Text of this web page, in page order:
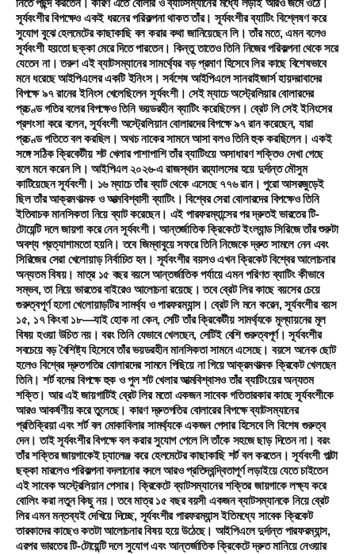
নিতে পছন্দ করতেন। কারণ এতে বোলার ও ব্যাটসম্যানের মধ্যে লড়াই আরও জমে ওঠে।
সূর্যবংশীর বিপক্ষেও একই ধরনের পরিকল্পনা থাকত তাঁর। সূর্যবংশীর ব্যাটিং বিশ্লেষণ করে
সুযোগ বুঝে হেলমেটের কাছাকাছি বল করার কথা জানিয়েছেন লি। তাঁর মতে, এমন বলেও
সূর্যবংশী হয়তো ছক্কা মেরে দিতে পারতেন। কিন্তু তাতেও তিনি নিজের পরিকল্পনা থেকে সরে
যেতেন না। তরুণ এই ব্যাটসম্যানের সামর্থ্যের বড় প্রমাণ হিসেবে লির কাছে বিশেষভাবে
মনে ধরেছে আইপিএলের একটি ইনিংস। সর্বশেষ আইপিএলে সানরাইজার্স হায়দরাবাদের
বিপক্ষে ৯৭ রানের ইনিংস খেলেছিলেন সূর্যবংশী। সেই ম্যাচে অস্ট্রেলিয়ার বোলারদের
প্রচণ্ড গতির বলের বিপক্ষেও তিনি ভয়ডরহীন ব্যাটিং করেছিলেন। ব্রেট লি সেই ইনিংসের
প্রশংসা করে বলেন, সূর্যবংশী অস্ট্রেলিয়ান বোলারদের বিপক্ষে ৯৭ রান করেছেন, যারা
প্রচণ্ড গতিতে বল করছিল। অথচ নাকের সামনে আসা বলও তিনি হুক করছিলেন। একই
সঙ্গে সঠিক ক্রিকেটীয় শট খেলার পাশাপাশি তাঁর ব্যাটিংয়ে অসাধারণ শক্তিও দেখা গেছে
বলে মনে করেন লি। আইপিএল ২০২৬-এ রাজস্থান রয়্যালসের হয়ে দুর্দান্ত মৌসুম
কাটিয়েছেন সূর্যবংশী। ১৬ ম্যাচে তাঁর ব্যাট থেকে এসেছে ৭৭৬ রান। পুরো আসরজুড়েই
ছিল তাঁর আক্রমণাত্মক ও আত্মবিশ্বাসী ব্যাটিং। বিশ্বের সেরা বোলারদের বিপক্ষেও তিনি
ইতিবাচক মানসিকতা নিয়ে ব্যাট করেছেন। এই পারফরম্যান্সের পর দ্রুতই ভারতের টি-
টোয়েন্টি দলে জায়গা করে নেন সূর্যবংশী। আন্তর্জাতিক ক্রিকেটে ইংল্যান্ড সিরিজে তাঁর শুরুটা
অবশ্য প্রত্যাশামতো হয়নি। তবে জিম্বাবুয়ে সফরে তিনি নিজেকে দ্রুত সামলে নেন এবং
সিরিজের সেরা খেলোয়াড় নির্বাচিত হন। সূর্যবংশীর বয়সও এখন ক্রিকেট বিশ্বের আলোচনার
অন্যতম বিষয়। মাত্র ১৫ বছর বয়সে আন্তর্জাতিক পর্যায়ে এমন পরিণত ব্যাটিং কীভাবে
সম্ভব, তা নিয়ে ভারতের বাইরেও আলোচনা রয়েছে। তবে ব্রেট লির কাছে বয়সের চেয়ে
গুরুত্বপূর্ণ হলো খেলোয়াড়টির সামর্থ্য ও পারফরম্যান্স। ব্রেট লি মনে করেন, সূর্যবংশীর বয়স
১৫, ১৭ কিংবা ১৮—যাই হোক না কেন, সেটি তাঁর ক্রিকেটীয় সামর্থ্যকে মূল্যায়নের মূল
বিষয় হওয়া উচিত নয়। বরং তিনি যেভাবে খেলছেন, সেটিই বেশি গুরুত্বপূর্ণ। সূর্যবংশীর
সবচেয়ে বড় বৈশিষ্ট্য হিসেবে তাঁর ভয়ডরহীন মানসিকতা সামনে এসেছে। বয়সে অনেক ছোট
হলেও বিশ্বের দ্রুতগতির বোলারদের সামনে পিছিয়ে না গিয়ে আক্রমণাত্মক ক্রিকেট খেলছেন
তিনি। শর্ট বলের বিপক্ষে হুক ও পুল শট খেলার আত্মবিশ্বাসও তাঁর ব্যাটিংয়ের অন্যতম
শক্তি। আর এই জায়গাটিই ব্রেট লির মতো একজন সাবেক গতিতারকার কাছে সূর্যবংশীকে
আরও আকর্ষণীয় করে তুলেছে। কারণ দ্রুতগতির বোলারের বিপক্ষে ব্যাটসম্যানের
প্রতিক্রিয়া এবং শর্ট বল মোকাবিলার সামর্থ্যকে একজন পেসার হিসেবে লি বিশেষ গুরুত্ব
দেন। তাই সূর্যবংশীর বিপক্ষে বল করার সুযোগ পেলে লি তাঁকে সহজে ছাড় দিতেন না। বরং
তাঁর শক্তির জায়গাকেই চ্যালেঞ্জ করে হেলমেটের কাছাকাছি শর্ট বল করতেন। সূর্যবংশী পাল্টা
ছক্কা মারলেও পরিকল্পনা বদলানোর বদলে আরও প্রতিদ্বন্দ্বিতাপূর্ণ লড়াইয়ে যেতে চাইতেন
এই সাবেক অস্ট্রেলিয়ান পেসার। ক্রিকেটে ব্যাটসম্যানের শক্তির জায়গাকে লক্ষ্য করে
বোলিং করা নতুন কিছু নয়। তবে মাত্র ১৫ বছর বয়সী একজন ব্যাটসম্যানকে নিয়ে ব্রেট
লির এমন মন্তব্যই দেখিয়ে দিচ্ছে, সূর্যবংশীর পারফরম্যান্স ইতিমধ্যে সাবেক ক্রিকেট
তারকাদের কাছেও কতটা আলোচনার বিষয় হয়ে উঠেছে। আইপিএলে দুর্দান্ত পারফরম্যান্স,
এরপর ভারতের টি-টোয়েন্টি দলে সুযোগ এবং আন্তর্জাতিক ক্রিকেটে দ্রুত মানিয়ে নেওয়ার